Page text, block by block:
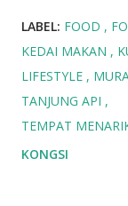
LABEL: FOOD
KEDAI MAKAN
LIFESTYLE
TANJUNG API
TEMPAT
KONGSI